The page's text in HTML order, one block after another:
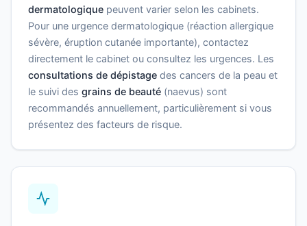
dermatologique peuvent varier selon les cabinets.
Pour une urgence dermatologique (réaction allergique
sévère, éruption cutanée importante), contactez
directement le cabinet ou consultez les urgences. Les
consultations de dépistage des cancers de la peau et
le suivi des grains de beauté (naevus) sont
recommandés annuellement, particulièrement si vous
présentez des facteurs de risque.